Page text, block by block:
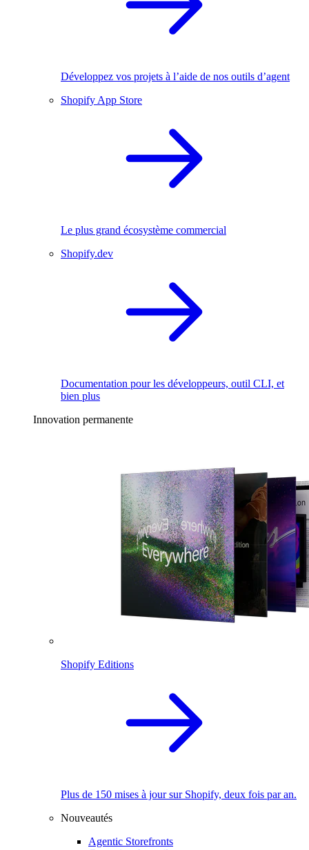
Développez vos projets à l’aide de nos outils d’agent
Shopify App Store
Le plus grand écosystème commercial
Shopify.dev
Documentation pour les développeurs, outil CLI, et
bien plus
Innovation permanente
Shopify Editions
Plus de 150 mises à jour sur Shopify, deux fois par an.
Nouveautés
Agentic Storefronts